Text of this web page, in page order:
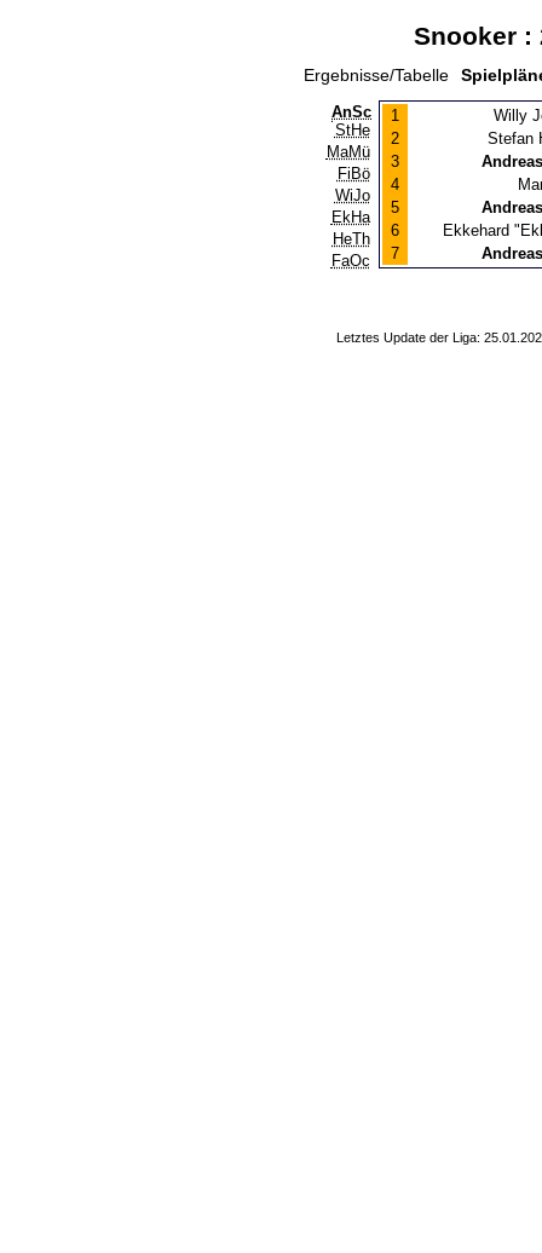
Snooker :
Ergebnisse/Tabelle
AnSc
StHe
MaMü
FiBö
WiJo
EkHa
HeTh
FaOc
1
Willy
2
Stefan
3
4
5
6
Ekkehard
7
Letztes Update der Liga: